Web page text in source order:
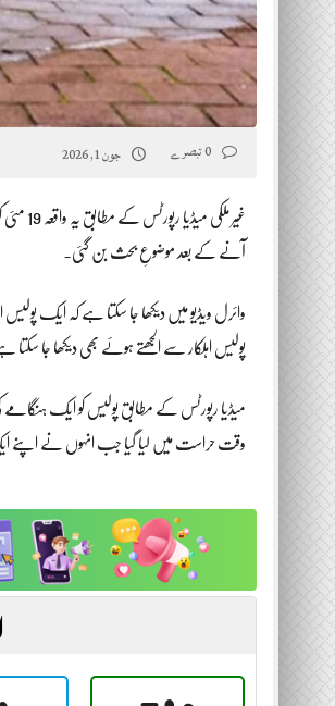
جون 1, 2026
غیر
آنے کے بعد موضوعِ بحث بن گئی۔
وائرل ویڈیو میں دیکھا جا سکتا ہے کہ ایک
پولیس اہلکار سے الجھتے ہوئے بھی دیکھا جا سکتا
میڈیا رپورٹس کے مطابق پولیس کو ایک
وقت حراست میں لیا گیا جب انہوں نے اپنے ایک